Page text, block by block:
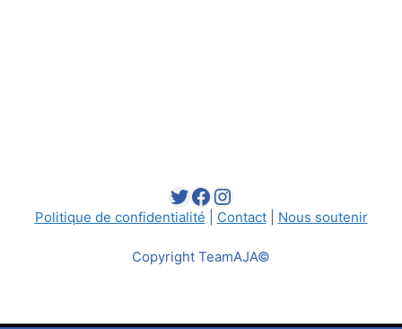
Twitter
Facebook
Instagram
Politique de confidentialité Contact| Nous soutenir
Copyright TeamAJA©